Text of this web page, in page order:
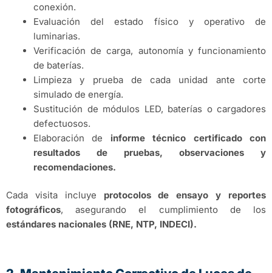
conexión.
Evaluación del estado físico y operativo de
luminarias.
Verificación de carga, autonomía y funcionamiento
de baterías.
Limpieza y prueba de cada unidad ante corte
simulado de energía.
Sustitución de módulos LED, baterías o cargadores
defectuosos.
Elaboración de informe técnico certificado con
resultados de pruebas, observaciones y
recomendaciones.
Cada visita incluye protocolos de ensayo y reportes
fotográficos, asegurando el cumplimiento de los
estándares nacionales (RNE, NTP, INDECI).